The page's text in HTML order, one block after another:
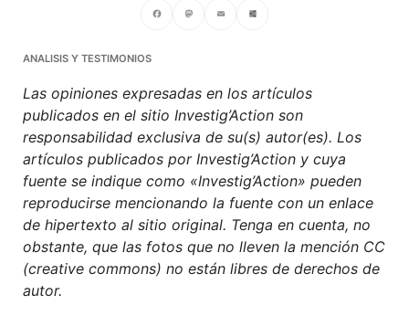
Facebook
ANALISIS Y TESTIMONIOS
Las opiniones expresadas en los artículos
publicados en el sitio Investig’Action son
responsabilidad exclusiva de su(s) autor(es). Los
artículos publicados por Investig’Action y cuya
fuente se indique como «Investig’Action» pueden
reproducirse mencionando la fuente con un enlace
de hipertexto al sitio original. Tenga en cuenta, no
obstante, que las fotos que no lleven la mención CC
(creative commons) no están libres de derechos de
autor.